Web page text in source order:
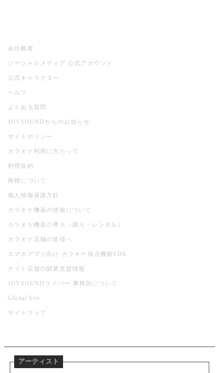
会社概要
ソーシャルメディア 公式アカウント
公式キャラクター
ヘルプ
よくある質問
JOYSOUNDからのお知らせ
サイトポリシー
カラオケ利用に当たって
利用規約
商標について
個人情報保護方針
カラオケ機器の情報について
カラオケ機器の導入（購入・レンタル）
カラオケ店舗の皆様へ
スマホアプリ向け カラオケ採点機能SDK
ナイト店舗の開業支援情報
JOYSOUNDライバー 事務所について
Global Site
サイトマップ
アーティスト